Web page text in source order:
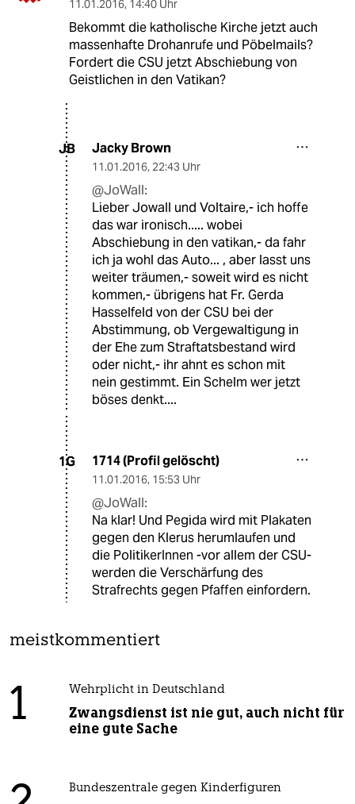
11.01.2016, 14:40 Uhr
Bekommt die katholische Kirche jetzt auch
massenhafte Drohanrufe und Pöbelmails?
Fordert die CSU jetzt Abschiebung von
Geistlichen in den Vatikan?
JB Jacky Brown
11.01.2016, 22:43 Uhr
@JoWall:
Lieber Jowall und Voltaire,- ich hoffe
das war ironisch..... wobei
Abschiebung in den vatikan,- da fahr
ich ja wohl das Auto... , aber lasst uns
weiter träumen,- soweit wird es nicht
kommen,- übrigens hat Fr. Gerda
Hasselfeld von der CSU bei der
Abstimmung, ob Vergewaltigung in
der Ehe zum Straftatsbestand wird
oder nicht,- ihr ahnt es schon mit
nein gestimmt. Ein Schelm wer jetzt
böses denkt....
1G 1714 (Profil gelöscht)
11.01.2016, 15:53 Uhr
@JoWall:
Na klar! Und Pegida wird mit Plakaten
gegen den Klerus herumlaufen und
die PolitikerInnen -vor allem der CSU-
werden die Verschärfung des
Strafrechts gegen Pfaffen einfordern.
meistkommentiert
1 Wehrplicht in Deutschland
Zwangsdienst ist nie gut, auch nicht für
eine gute Sache
Bundeszentrale gegen Kinderfiguren